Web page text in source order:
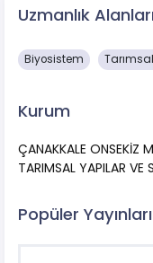
Uzmanlık Alanları
Biyosistem
Kurum
ÇANAKKALE ONSEKİZ
TARIMSAL YAPILAR VE
Popüler Yayınları